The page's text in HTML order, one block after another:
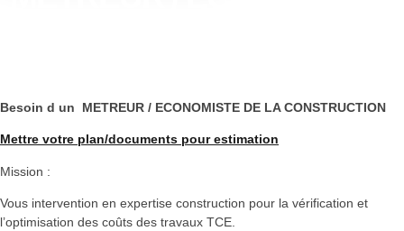
Besoin d un METREUR / ECONOMISTE DE LA CONSTRUCTION
Mettre votre plan/documents pour estimation
Mission :
Vous intervention en expertise construction pour la vérification et
l’optimisation des coûts des travaux TCE.